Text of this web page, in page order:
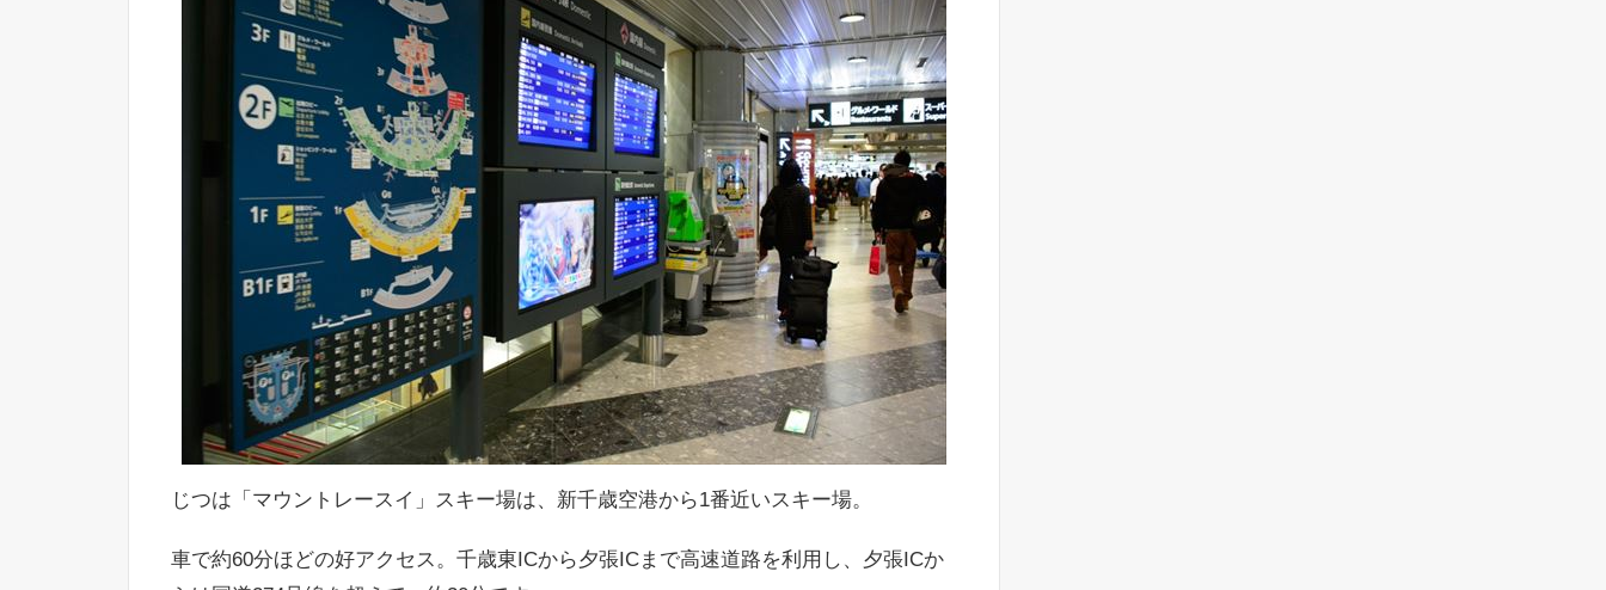
じつは「マウントレースイ」スキー場は、新千歳空港から1番近いスキー場。
車で約60分ほどの好アクセス。千歳東ICから夕張ICまで高速道路を利用し、夕張ICか